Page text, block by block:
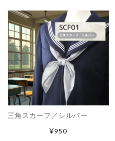
三角スカーフ／シルバー
¥950